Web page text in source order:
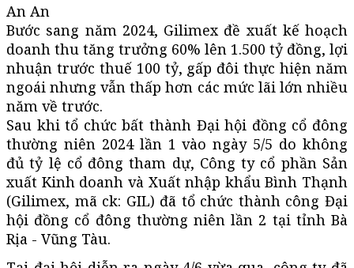
An An
Bước sang năm 2024, Gilimex đề xuất kế hoạch
doanh thu tăng trưởng 60% lên 1.500 tỷ đồng, lợi
nhuận trước thuế 100 tỷ, gấp đôi thực hiện năm
ngoái nhưng vẫn thấp hơn các mức lãi lớn nhiều
năm về trước.
Sau khi tổ chức bất thành Đại hội đồng cổ đông
thường niên 2024 lần 1 vào ngày 5/5 do không
đủ tỷ lệ cổ đông tham dự, Công ty cổ phần Sản
xuất Kinh doanh và Xuất nhập khẩu Bình Thạnh
(Gilimex, mã ck: GIL) đã tổ chức thành công Đại
hội đồng cổ đông thường niên lần 2 tại tỉnh Bà
Rịa - Vũng Tàu.